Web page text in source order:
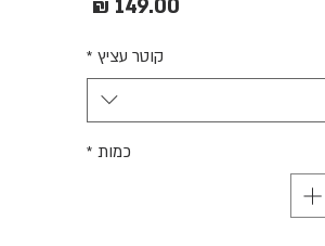
קוטר עציץ *
כמות *